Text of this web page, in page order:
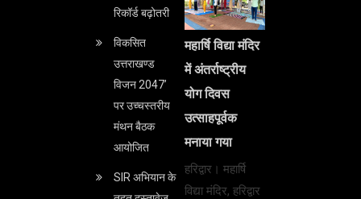
रिकॉर्ड बढ़ोतरी
विकसित
उत्तराखण्ड
विजन 2047’
पर उच्चस्तरीय
मंथन बैठक
आयोजित
SIR अभियान के
महार्षि विद्या मंदिर
में अंतर्राष्ट्रीय
योग दिवस
उत्साहपूर्वक
मनाया गया
हरिद्वार। महार्षि
विद्या मंदिर, हरिद्वार